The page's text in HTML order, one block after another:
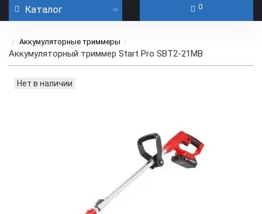
Каталог 0
Аккумуляторные триммеры
Аккумуляторный триммер Start Pro SBT2-21MB
Нет в наличии